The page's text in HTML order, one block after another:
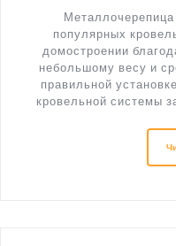
популярных
домостроении
небольшому весу и
правильной
кровельной системы